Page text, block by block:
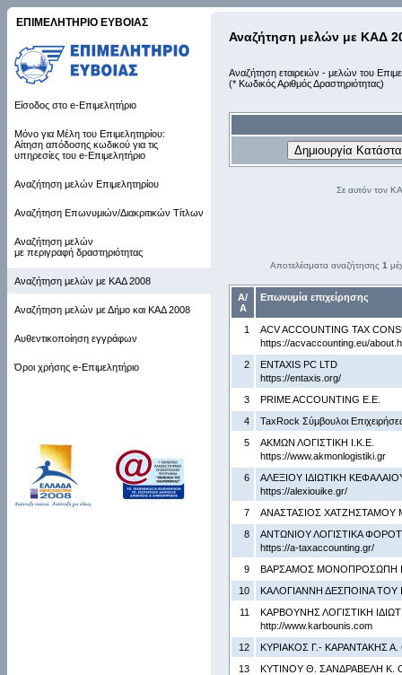
ΕΠΙΜΕΛΗΤΗΡΙΟ ΕΥΒΟΙΑΣ
Είσοδος στο e-Επιμελητήριο
Μόνο για Μέλη του Επιμελητηρίου:
Αίτηση απόδοσης κωδικού για τις
υπηρεσίες του e-Επιμελητήριο
Αναζήτηση μελών Επιμελητηρίου
Αναζήτηση Επωνυμιών/Διακριτικών Τίτλων
Αναζήτηση μελών
με περιγραφή δραστηριότητας
Αναζήτηση μελών με ΚΑΔ 2008
Αναζήτηση μελών με Δήμο και ΚΑΔ 2008
Αυθεντικοποίηση εγγράφων
Όροι χρήσης e-Επιμελητήριο
Αναζήτηση μελών με ΚΑΔ
Αναζήτηση εταιρειών - μελών του
(* Κωδικός Αριθμός Δραστηριότητας)
Σε αυτόν τον
Αποτελέσματα αναζήτησης 1
Α/
Α
Επωνυμία επιχείρησης
1
ACV ACCOUNTING TAX
https://acvaccounting.eu/
2
ENTAXIS PC LTD
https://entaxis.org/
3
PRIME ACCOUNTING Ε.Ε.
4
TaxRock Σύμβουλοι
5
ΑΚΜΩΝ ΛΟΓΙΣΤΙΚΗ Ι.Κ.Ε.
https://www.akmonlogistiki.gr
6
ΑΛΕΞΙΟΥ ΙΔΙΩΤΙΚΗ
https://alexiouike.gr/
7
ΑΝΑΣΤΑΣΙΟΣ
8
ΑΝΤΩΝΙΟΥ ΛΟΓΙΣΤΙΚΑ
https://a-taxaccounting.gr/
9
ΒΑΡΣΑΜΟΣ ΜΟΝΟΠΡΟΣΩΠΗ
10
ΚΑΛΟΓΙΑΝΝΗ ΔΕΣΠΟΙΝΑ ΤΟΥ
11
ΚΑΡΒΟΥΝΗΣ ΛΟΓΙΣΤΙΚΗ
http://www.karbounis.com
12
ΚΥΡΙΑΚΟΣ Γ.- ΚΑΡΑΝΤΑΚΗΣ Α.
13
ΚΥΤΙΝΟΥ Θ. ΣΑΝΔΡΑΒΕΛΗ Κ.